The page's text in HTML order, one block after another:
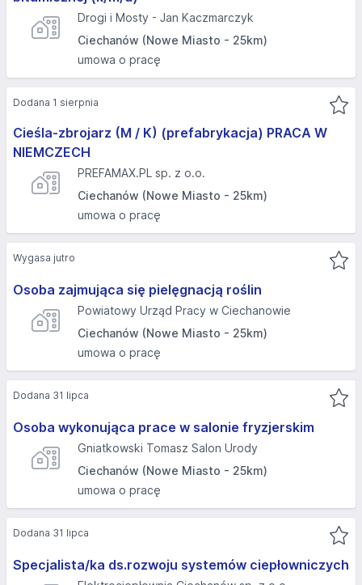
Drogi i Mosty - Jan Kaczmarczyk
Ciechanów (Nowe Miasto - 25km)
umowa o pracę
Cieśla-zbrojarz (M / K) (prefabrykacja) PRACA W
NIEMCZECH
PREFAMAX.PL sp. z o.o.
Ciechanów (Nowe Miasto - 25km)
umowa o pracę
Dodana 1 sierpnia
Osoba zajmująca się pielęgnacją roślin
Powiatowy Urząd Pracy w Ciechanowie
Ciechanów (Nowe Miasto - 25km)
umowa o pracę
Wygasa jutro
Osoba wykonująca prace w salonie fryzjerskim
Gniatkowski Tomasz Salon Urody
Ciechanów (Nowe Miasto - 25km)
umowa o pracę
Dodana 31 lipca
Specjalista/ka ds.rozwoju systemów ciepłowniczych
Dodana 31 lipca